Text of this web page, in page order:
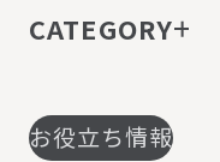
お役立ち情報
CATEGORY